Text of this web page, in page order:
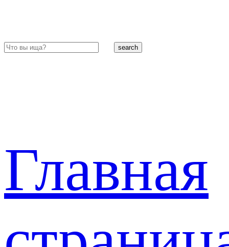
search
Главная